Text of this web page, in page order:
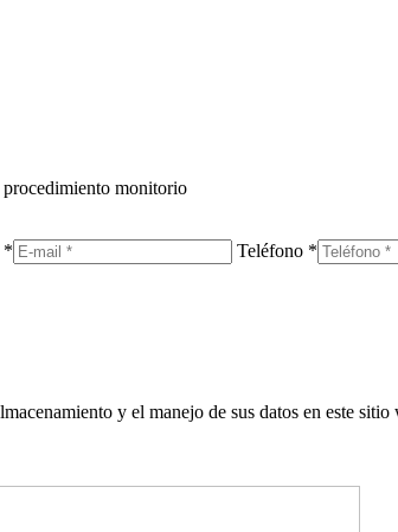
procedimiento monitorio
* Teléfono *
y el manejo de sus datos en este sitio